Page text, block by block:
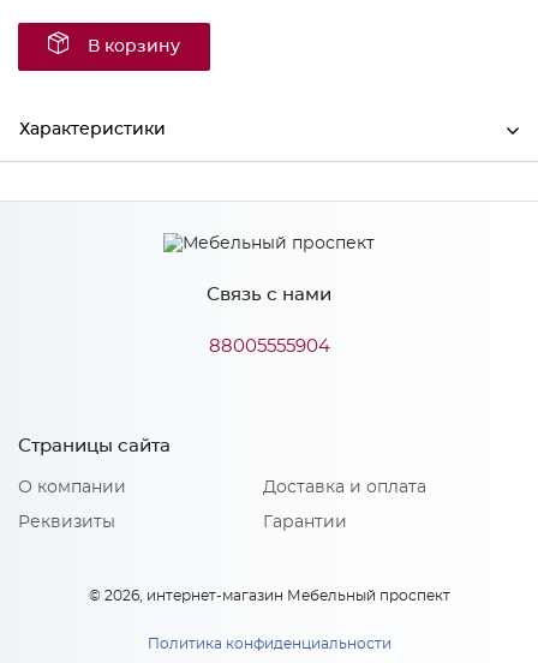
В корзину
Характеристики
Производитель Сурская мебель
Связь с нами
88005555904
Страницы сайта
О компании
Реквизиты
Доставка и оплата
Гарантии
© 2026, интернет-магазин Мебельный проспект
Политика конфиденциальности